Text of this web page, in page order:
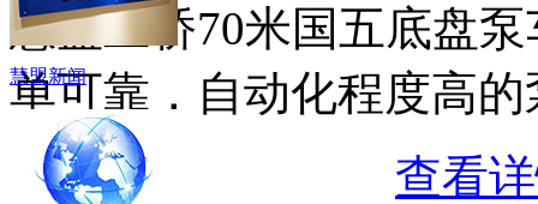
慧盟新闻
慧盟五桥70米国五底盘
单可靠，自动化程度高的
查看